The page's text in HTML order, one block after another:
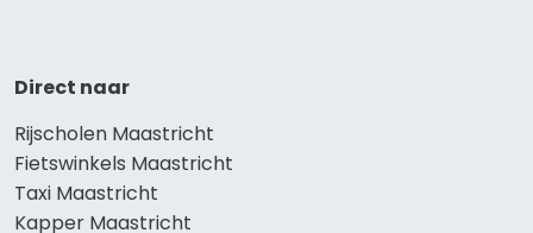
Direct naar
Rijscholen Maastricht
Fietswinkels Maastricht
Taxi Maastricht
Kapper Maastricht